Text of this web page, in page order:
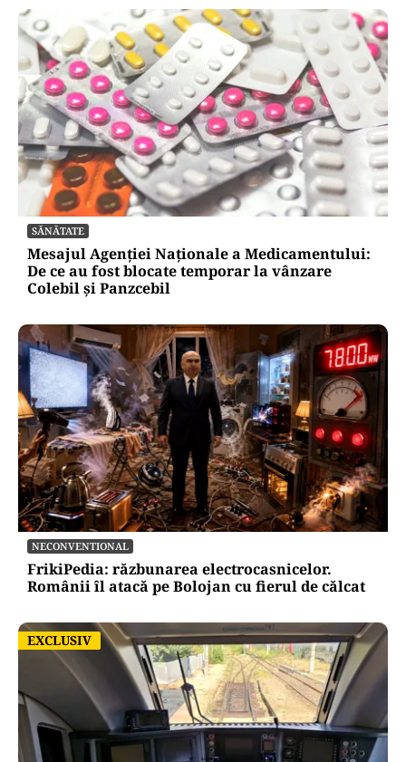
SĂNĂTATE
Mesajul Agenției Naționale a Medicamentului:
De ce au fost blocate temporar la vânzare
Colebil și Panzcebil
NECONVENTIONAL
FrikiPedia: răzbunarea electrocasnicelor.
Românii îl atacă pe Bolojan cu fierul de călcat
EXCLUSIV
EXCLUSIV